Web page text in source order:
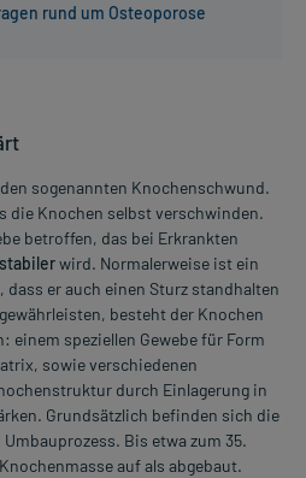
rund um Osteoporose
sogenannten Knochenschwund.
die Knochen selbst verschwinden.
betroffen, das bei Erkrankten
wird. Normalerweise ist ein
er auch einen Sturz standhalten
besteht der Knochen
einem speziellen Gewebe für Form
sowie verschiedenen
durch Einlagerung in
Grundsätzlich befinden sich die
Bis etwa zum 35.
auf als abgebaut.